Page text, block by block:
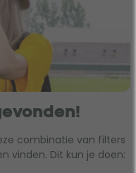
combinatie van filters
vinden. Dit kun je doen: